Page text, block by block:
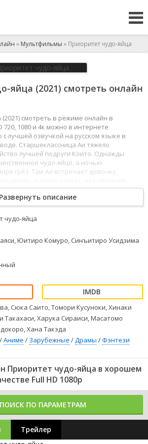
» Мультфильмы » Приоритет чудо-яйца
яйца (2021) смотреть онлайн
смотреть в режиме онлайн в
1080 и 4к можно в интернете
лучшей озвучкой на русском языке в
Старшеклассница Аи тяжело
лучшей подруги Които. Однажды
чудо-яйцо, а ночью
грёз. Там Аи встречает девочку,
людей в этом мире может вернуть
продолжать покупать чудо-яйца
от невзгод, встречающихся у них на пути.
Развернуть описание
чудо-яйца
Юитиро Комуро, Синъитиро Усидзима
Сюка Саито, Томори Кусуноки, Хинаки
Такахаси, Харука Сираиси, Масатомо
Хана Такэда
/Аниме / Зарубежные /Драмы /Фэнтези
Приоритет чудо-яйца в хорошем
Full HD 1080p
ПОИСК ПО ПАРАМЕТРАМ
Трейлер